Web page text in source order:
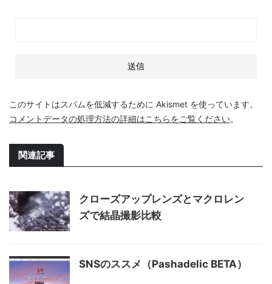
このサイトはスパムを低減するために Akismet を使っています。
コメントデータの処理方法の詳細はこちらをご覧ください。
関連記事
クローズアップレンズとマクロレン
ズで結晶撮影比較
SNSのススメ（Pashadelic BETA）